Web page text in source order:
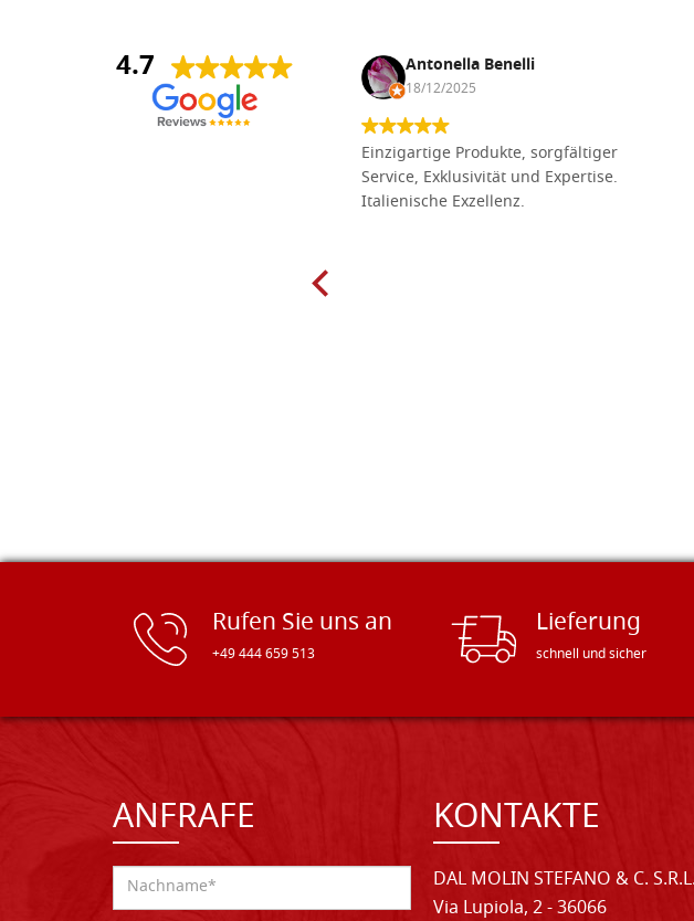
4.7
Anna Maria Negri Antonella Benelli
18/12/2025
Einzigartige Produkte, sorgfältiger
Service, Exklusivität und Expertise.
Italienische Exzellenz.
Rufen Sie uns an
+49 444 659 513
Lieferung
schnell und sicher
ANFRAFE KONTAKTE
DAL MOLIN STEFANO & C. S.R.L.
Via Lupiola, 2 - 36066